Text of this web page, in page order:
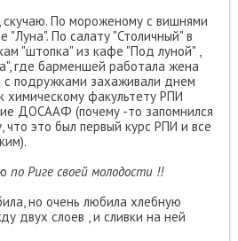
По мороженому с вишнями
"Луна". По салату "Столичный" в
"штопка" из кафе "Под луной" ,
где барменшей работала жена
подружками захаживали днем
химическому факультету РПИ
ДОСААФ (почему -то запомнился
это был первый курс РПИ и все
по Риге своей молодости !!
но очень любила хлебную
двух слоев , и сливки на ней